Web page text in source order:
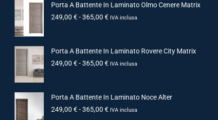
Porta A Battente In Laminato Olmo Cenere Matrix
249,00 €-365,00 € IVA inclusa
Porta A Battente In Laminato Rovere City Matrix
249,00 €-365,00 € IVA inclusa
Porta A Battente In Laminato Noce Alter
249,00 €-365,00 € IVA inclusa